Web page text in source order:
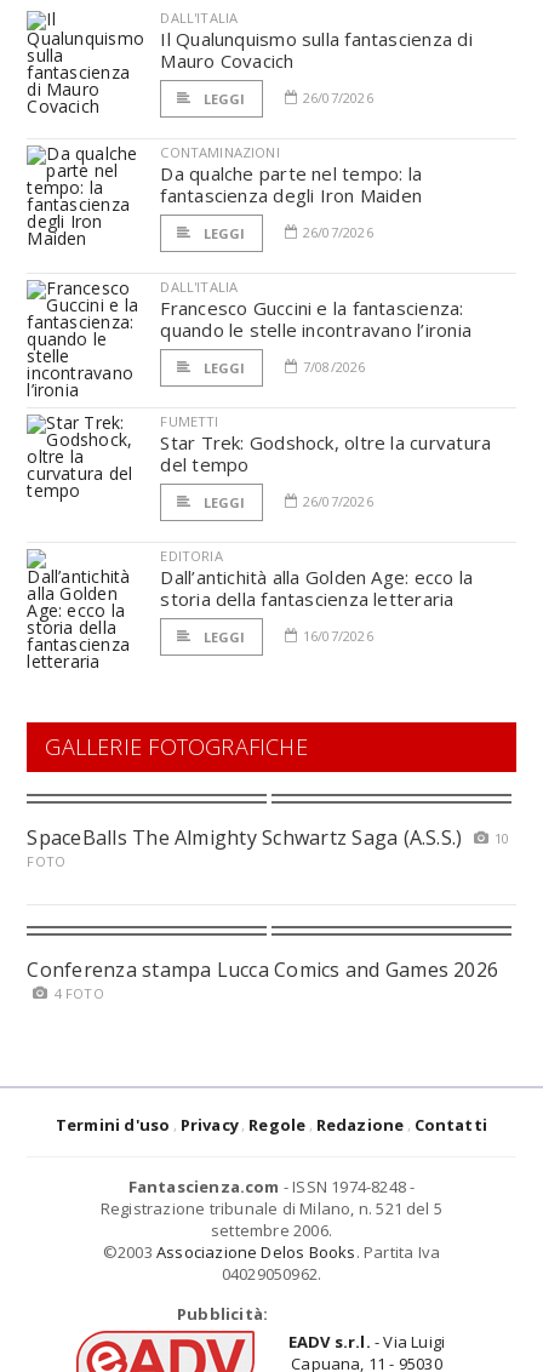
DALL'ITALIA
Il Qualunquismo sulla fantascienza di
Mauro Covacich
LEGGI 26/07/2026
CONTAMINAZIONI
Da qualche parte nel tempo: la
fantascienza degli Iron Maiden
LEGGI 26/07/2026
DALL'ITALIA
Francesco Guccini e la fantascienza:
quando le stelle incontravano l’ironia
LEGGI 7/08/2026
FUMETTI
Star Trek: Godshock, oltre la curvatura
del tempo
LEGGI 26/07/2026
EDITORIA
Dall’antichità alla Golden Age: ecco la
storia della fantascienza letteraria
LEGGI 16/07/2026
GALLERIE FOTOGRAFICHE
SpaceBalls The Almighty Schwartz Saga (A.S.S.)
10
FOTO
Conferenza stampa Lucca Comics and Games 2026
4 FOTO
Termini d'uso Privacy Regole Redazione Contatti
Fantascienza.com - ISSN 1974-8248 -
Registrazione tribunale di Milano, n. 521 del 5
settembre 2006.
©2003 Associazione Delos Books. Partita Iva
04029050962.
Pubblicità:
EADV s.r.l. - Via Luigi
Capuana, 11 - 95030